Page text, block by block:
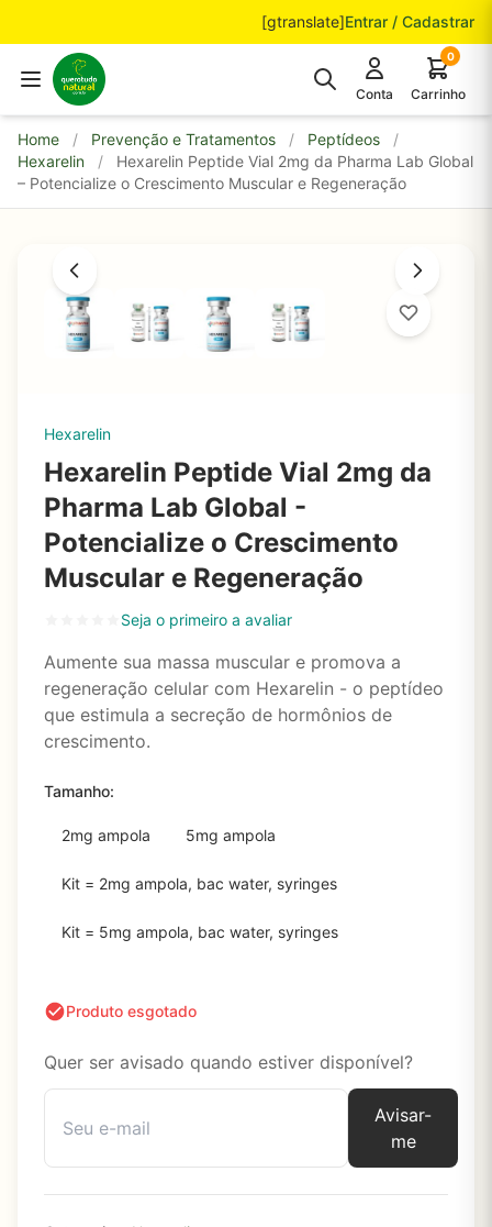
[gtranslate]Entrar / Cadastrar
Conta
0
Carrinho
Home / Prevenção e Tratamentos / Peptídeos
/
Hexarelin
/
Hexarelin Peptide Vial 2mg da Pharma Lab Global
– Potencialize o Crescimento Muscular e Regeneração
Hexarelin
Hexarelin Peptide Vial 2mg da
Pharma Lab Global -
Potencialize o Crescimento
Muscular e Regeneração
Seja o primeiro a avaliar
Aumente sua massa muscular e promova a
regeneração celular com Hexarelin - o peptídeo
que estimula a secreção de hormônios de
crescimento.
Tamanho:
2mg ampola 5mg ampola
Kit = 2mg ampola, bac water, syringes
Kit = 5mg ampola, bac water, syringes
Produto esgotado
Quer ser avisado quando estiver disponível?
Avisar-
me